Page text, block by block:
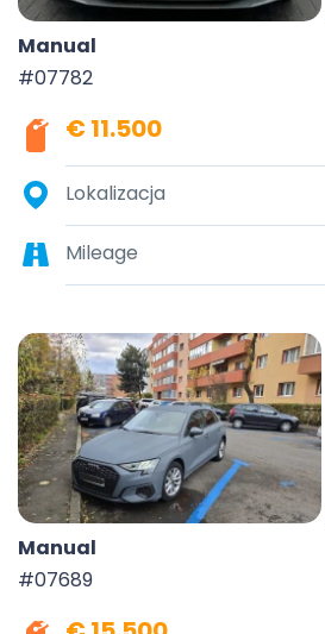
Manual
#07782
€ 11.500
Lokalizacja
Mileage
Manual
#07689